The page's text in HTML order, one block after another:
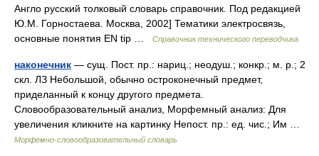
Англо русский толковый словарь справочник. Под редакцией
Ю.М. Горностаева. Москва, 2002] Тематики электросвязь,
основные понятия EN tip …
Справочник технического переводчика
наконечник — сущ. Пост. пр.: нариц.; неодуш.; конкр.; м. р.; 2
скл. ЛЗ Небольшой, обычно остроконечный предмет,
приделанный к концу другого предмета.
Словообразовательный анализ, Морфемный анализ: Для
увеличения кликните на картинку Непост. пр.: ед. чис.; Им …
Морфемно-словообразовательный словарь